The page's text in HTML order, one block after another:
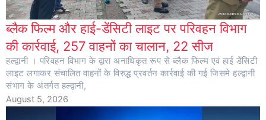
ब्लैक फिल्म और हाई-डेंसिटी लाइट पर परिवहन विभाग
की कार्रवाई, 257 वाहनों का चालान, 22 सीज
हल्द्वानी । परिवहन विभाग के द्वारा अनाधिकृत रूप से ब्लैक फिल्म एवं हाई डेंसिटी
लाइट लगाकर संचालित वाहनों के विरुद्ध प्रवर्तन कार्रवाई की गई जिसमे हल्द्वानी
संभाग के अंतर्गत हल्द्वानी,
August 5, 2026